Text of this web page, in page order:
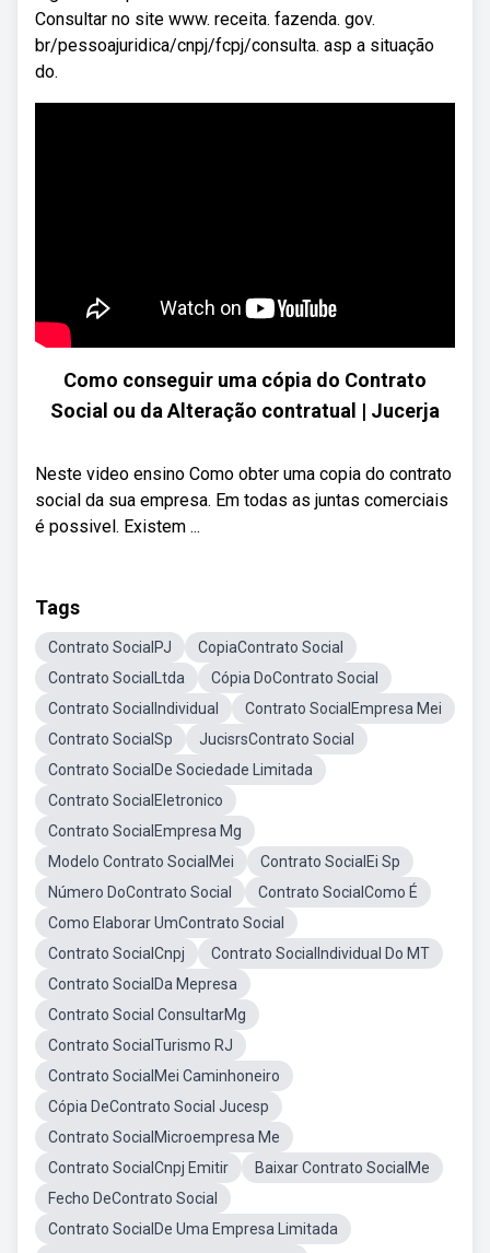
Consultar no site www. receita. fazenda. gov.
br/pessoajuridica/cnpj/fcpj/consulta. asp a situação
do.
Como conseguir uma cópia do Contrato
Social ou da Alteração contratual | Jucerja
Neste video ensino Como obter uma copia do contrato
social da sua empresa. Em todas as juntas comerciais
é possivel. Existem ...
Tags
Contrato SocialPJ
CopiaContrato Social
Contrato SocialLtda
Cópia DoContrato Social
Contrato SocialIndividual
Contrato SocialEmpresa Mei
Contrato SocialSp
JucisrsContrato Social
Contrato SocialDe Sociedade Limitada
Contrato SocialEletronico
Contrato SocialEmpresa Mg
Modelo Contrato SocialMei
Contrato SocialEi Sp
Número DoContrato Social
Contrato SocialComo É
Como Elaborar UmContrato Social
Contrato SocialCnpj
Contrato SocialIndividual Do MT
Contrato SocialDa Mepresa
Contrato Social ConsultarMg
Contrato SocialTurismo RJ
Contrato SocialMei Caminhoneiro
Cópia DeContrato Social Jucesp
Contrato SocialMicroempresa Me
Contrato SocialCnpj Emitir
Baixar Contrato SocialMe
Fecho DeContrato Social
Contrato SocialDe Uma Empresa Limitada